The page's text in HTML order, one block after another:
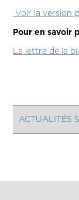
Voir la version
Pour en savoir
La lettre de la
ACTUALITÉS